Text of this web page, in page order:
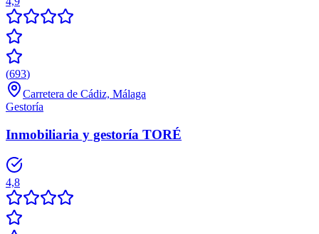
(693)
Carretera de Cádiz, Málaga
Gestoría
Inmobiliaria y gestoría TORÉ
4,8